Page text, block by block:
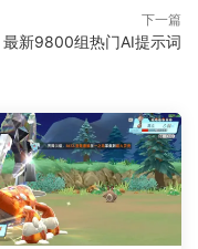
下一篇
最新9800组热门AI提示词